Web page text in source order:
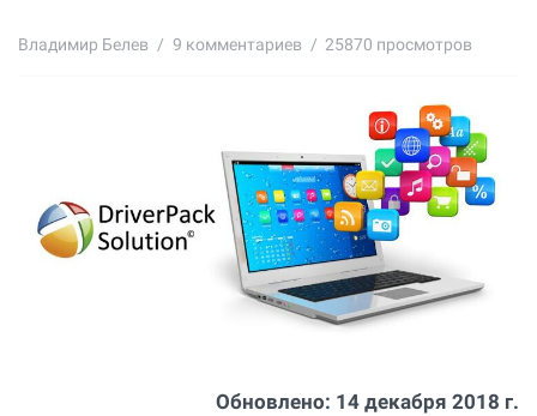
Владимир Белев 9 комментариев 25870 просмотров
Обновлено: 14 декабря 2018 г.